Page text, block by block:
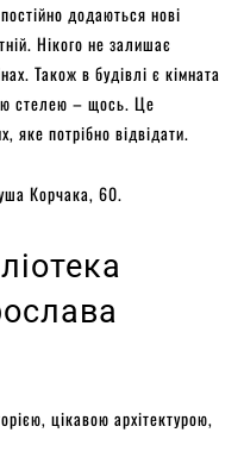
додаються нові
Нікого не залишає
Також в будівлі є кімната
стелею – щось. Це
яке потрібно відвідати.
Корчака, 60.
цікавою архітектурою,